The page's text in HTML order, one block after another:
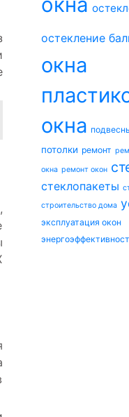
остекление
окна
окна
потолки ремонт
окна ремонт окон
стеклопакеты
строительство дома
эксплуатация окон